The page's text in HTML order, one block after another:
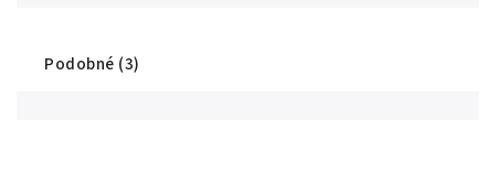
Podobné (3)